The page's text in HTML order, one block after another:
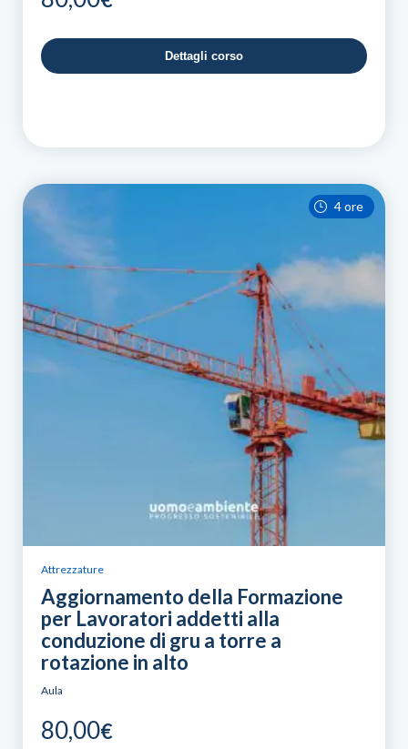
Dettagli corso
Attrezzature
Aggiornamento della Formazione
per Lavoratori addetti alla
conduzione di gru a torre a
rotazione in alto
Aula
4 ore
80,00€